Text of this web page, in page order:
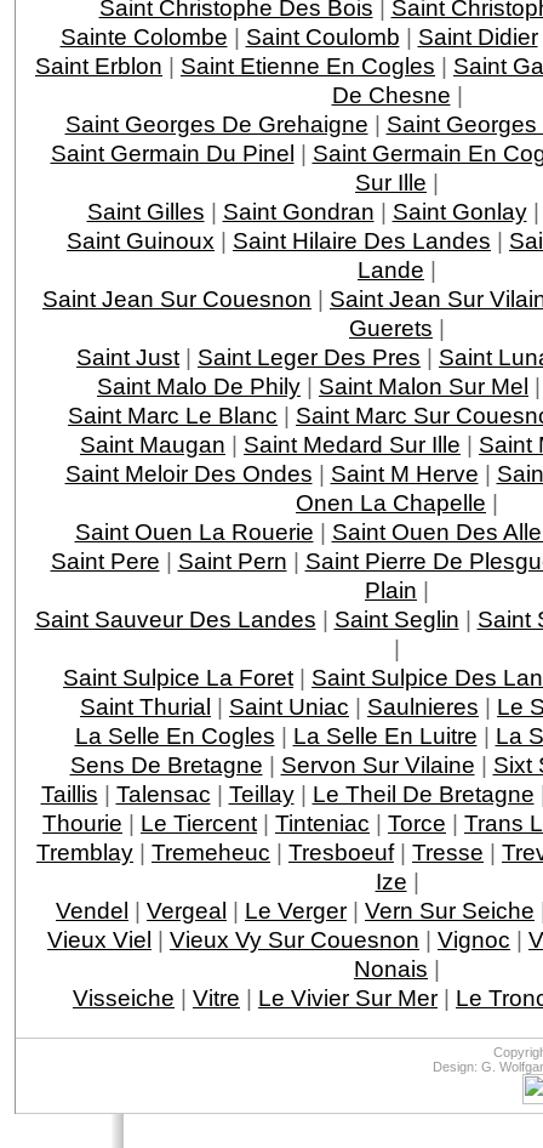
Saint Christophe Des Bois | Saint
Sainte Colombe | Saint Coulomb | Saint Didier
Saint Erblon | Saint Etienne En Cogles | Saint
De Chesne |
Saint Georges De Grehaigne | Saint
Saint Germain Du Pinel | Saint Germain En
Sur Ille |
Saint Gilles | Saint Gondran | Saint Gonlay
Saint Guinoux | Saint Hilaire Des Landes |
Lande |
Saint Jean Sur Couesnon | Saint Jean Sur
Guerets |
Saint Just | Saint Leger Des Pres | Saint
Saint Malo De Phily | Saint Malon Sur Mel
Saint Marc Le Blanc | Saint Marc Sur
Saint Maugan | Saint Medard Sur Ille | Saint
Saint Meloir Des Ondes | Saint M Herve |
Onen La Chapelle |
Saint Ouen La Rouerie | Saint Ouen Des
Saint Pere | Saint Pern | Saint Pierre De
Plain |
Saint Sauveur Des Landes | Saint Seglin | Saint
|
Saint Sulpice La Foret | Saint Sulpice Des
Saint Thurial | Saint Uniac | Saulnieres | Le
La Selle En Cogles | La Selle En Luitre | La
Sens De Bretagne | Servon Sur Vilaine | Sixt
Taillis | Talensac | Teillay| Le Theil De Bretagne
Thourie | Le Tiercent | Tinteniac | Torce | Trans
Tremblay | Tremeheuc | Tresboeuf| Tresse |
Ize |
Vendel | Vergeal | Le Verger | Vern Sur Seiche
Vieux Viel | Vieux Vy Sur Couesnon | Vignoc |
Nonais |
Visseiche | Vitre | Le Vivier Sur Mer | Le
Design: G.